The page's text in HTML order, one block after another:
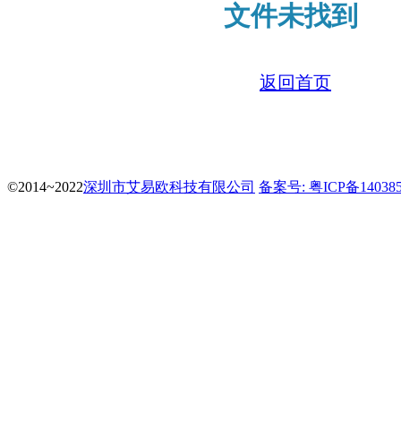
文件未找到
返回首页
©2014~2022深圳市艾易欧科技有限公司 备案号: 粤ICP备